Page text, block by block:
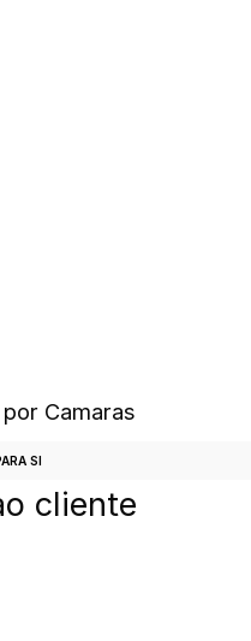
por Camaras
SI
rede fixa Nacional
cliente